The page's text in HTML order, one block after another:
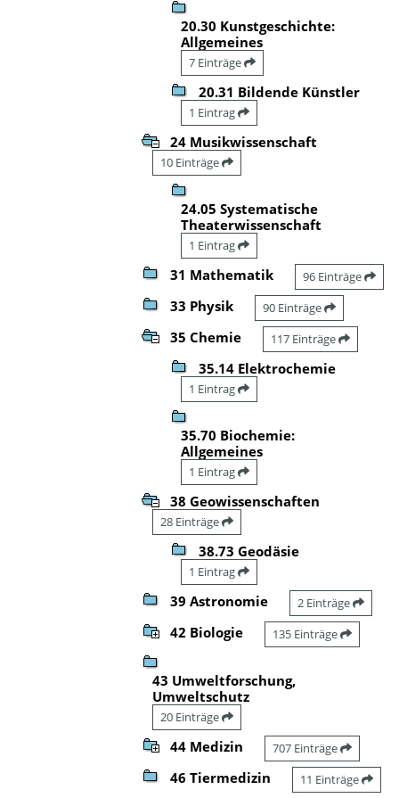
20.30 Kunstgeschichte:
Allgemeines
7 Einträge
20.31 Bildende Künstler
1 Eintrag
24 Musikwissenschaft
10 Einträge
24.05 Systematische
Theaterwissenschaft
1 Eintrag
31 Mathematik 96 Einträge
33 Physik 90 Einträge
35 Chemie 117 Einträge
35.14 Elektrochemie
1 Eintrag
35.70 Biochemie:
Allgemeines
1 Eintrag
38 Geowissenschaften
28 Einträge
38.73 Geodäsie
1 Eintrag
39 Astronomie 2 Einträge
42 Biologie 135 Einträge
43 Umweltforschung,
Umweltschutz
20 Einträge
44 Medizin 707 Einträge
46 Tiermedizin 11 Einträge